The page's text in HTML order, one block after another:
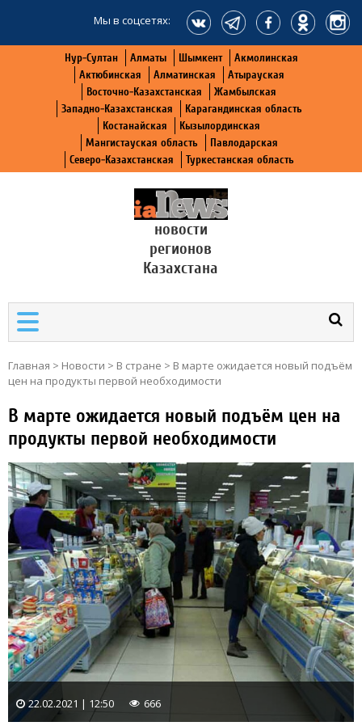
Мы в соцсетях:
Нур-Султан Алматы Шымкент
Акмолинская
Актюбинская
Алматинская
Атырауская
Восточно-Казахстанская
Жамбылская
Западно-Казахстанская
Карагандинская область
Костанайская
Кызылординская
Мангистауская область
Павлодарская
Северо-Казахстанская
Туркестанская область
новости
регионов
Казахстана
Главная > Новости > В стране > В марте ожидается новый подъём
цен на продукты первой необходимости
В марте ожидается новый подъём цен на
продукты первой необходимости
22.02.2021 | 12:50 666